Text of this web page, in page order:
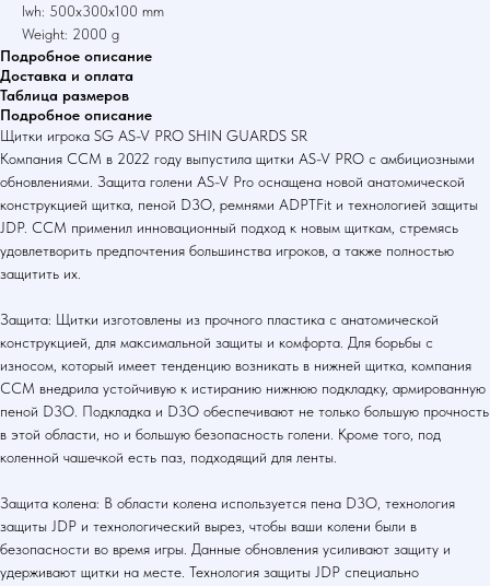
lwh: 500x300x100 mm
Weight: 2000 g
Подробное описание
Доставка и оплата
Таблица размеров
Подробное описание
Щитки игрока SG AS-V PRO SHIN GUARDS SR
Компания CCM в 2022 году выпустила щитки AS-V PRO с амбициозными
обновлениями. Защита голени AS-V Pro оснащена новой анатомической
конструкцией щитка, пеной D3O, ремнями ADPTFit и технологией защиты
JDP. CCM применил инновационный подход к новым щиткам, стремясь
удовлетворить предпочтения большинства игроков, а также полностью
защитить их.
Защита: Щитки изготовлены из прочного пластика с анатомической
конструкцией, для максимальной защиты и комфорта. Для борьбы с
износом, который имеет тенденцию возникать в нижней щитка, компания
CCM внедрила устойчивую к истиранию нижнюю подкладку, армированную
пеной D3O. Подкладка и D3O обеспечивают не только большую прочность
в этой области, но и большую безопасность голени. Кроме того, под
коленной чашечкой есть паз, подходящий для ленты.
Защита колена: В области колена используется пена D3O, технология
защиты JDP и технологический вырез, чтобы ваши колени были в
безопасности во время игры. Данные обновления усиливают защиту и
удерживают щитки на месте. Технология защиты JDP специально